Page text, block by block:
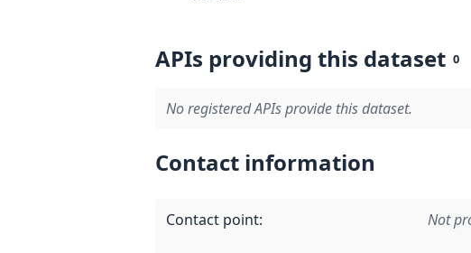
APIs providing this dataset 0
No registered APIs provide this dataset.
Contact information
Contact point: Not